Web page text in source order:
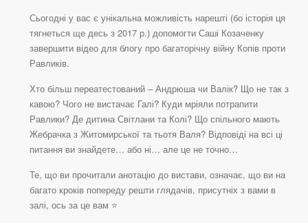
Сьогодні у вас є унікальна можливість нарешті (бо історія ця
тягнеться ще десь з 2017 р.) допомогти Саші Козаченку
завершити відео для блогу про багаторічну війну Копів проти
Равликів.
Хто більш переатестований – Андрюша чи Валік? Що не так з
кавою? Чого не вистачає Галі? Куди мріяли потрапити
Равлики? Де дитина Світлани та Колі? Що спільного мають
Жебрачка з Житомирської та тьотя Валя? Відповіді на всі ці
питання ви знайдете… або ні… але це не точно…
Те, що ви прочитали анотацію до вистави, означає, що ви на
багато кроків попереду решти глядачів, присутніх з вами в
залі, ось за це вам ⭐️